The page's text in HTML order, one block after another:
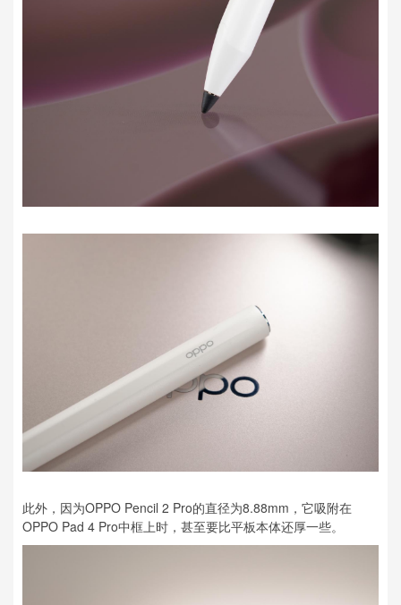
此外，因为OPPO Pencil 2 Pro的直径为8.88mm，它吸附在
OPPO Pad 4 Pro中框上时，甚至要比平板本体还厚一些。